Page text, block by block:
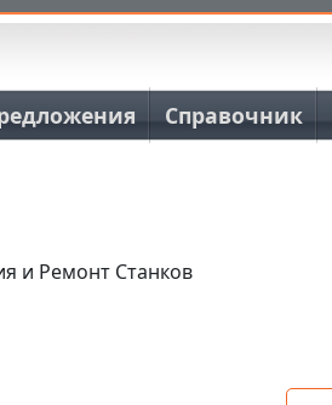
Справочник
и Ремонт Станков